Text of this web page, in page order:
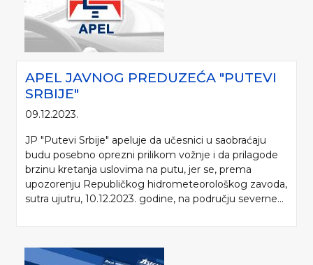
APEL JAVNOG PREDUZEĆA "PUTEVI
SRBIJE"
09.12.2023.
JP "Putevi Srbije" apeluje da učesnici u saobraćaju
budu posebno oprezni prilikom vožnje i da prilagode
brzinu kretanja uslovima na putu, jer se, prema
upozorenju Republičkog hidrometeorološkog zavoda,
sutra ujutru, 10.12.2023. godine, na području severne...